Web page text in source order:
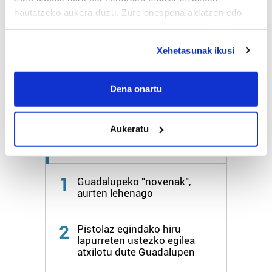
hautatzeko aukera duzu. Zure onespena aldatzen edo
If you allow, we would also like to:
Collect information about your geographical
meters
Identify your device by actively scanning it for
specific characteristics (fingerprinting)
Find out more about how your personal data is processed
and set your preferences in the
details section
teknologia erabiliz, cookieak adibidez, iragarki eta eduki
pertsonalizatuak eskaintzeko, iragarkiak eta edukia
Xehetasunak ikusi
Dena onartu
Aukeratu
Bihar 28º 18º
Azken 7 egunetako irakurrienak
1
Guadalupeko "novenak",
aurten lehenago
2
Pistolaz egindako hiru
lapurreten ustezko egilea
atxilotu dute Guadalupen